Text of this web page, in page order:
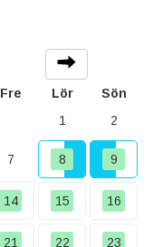
Fre Lör
Sön
1 2
7 8 9
14 15 16
21 22 23